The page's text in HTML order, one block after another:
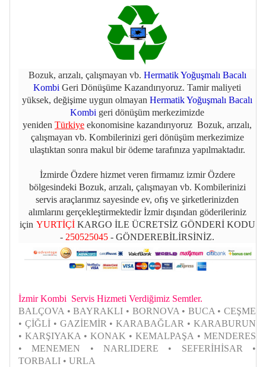
Bozuk, arızalı, çalışmayan vb. Hermatik Yoğuşmalı Bacalı
Kombi Geri Dönüşüme Kazandırıyoruz. Tamir maliyeti
yüksek, değişime uygun olmayan Hermatik Yoğuşmalı Bacalı
Kombi geri dönüşüm merkezimizde
yeniden Türkiye ekonomisine kazandırıyoruz Bozuk, arızalı,
çalışmayan vb. Kombilerinizi geri dönüşüm merkezimize
ulaştıktan sonra makul bir ödeme tarafınıza yapılmaktadır.
İzmirde Özdere hizmet veren firmamız izmir Özdere
bölgesindeki Bozuk, arızalı, çalışmayan vb. Kombilerinizi
servis araçlarımız sayesinde ev, ofış ve şirketlerinizden
alımlarını gerçekleştirmektedir İzmir dışından göderileriniz
için YURTİÇİ KARGO İLE ÜCRETSİZ GÖNDERİ KODU
- 250525045 - GÖNDEREBİLİRSİNİZ.
İzmir Kombi Servis Hizmeti Verdiğimiz Semtler.
BALÇOVA • BAYRAKLI • BORNOVA • BUCA • CEŞME
• ÇİĞLİ • GAZİEMİR • KARABAĞLAR • KARABURUN
• KARŞIYAKA • KONAK • KEMALPAŞA • MENDERES
• MENEMEN • NARLIDERE • SEFERİHİSAR •
TORBALI • URLA